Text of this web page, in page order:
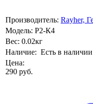
Производитель: Rayher,
Модель: Р2-К4
Вес: 0.02кг
Наличие: Есть в наличии
Цена:
290 руб.